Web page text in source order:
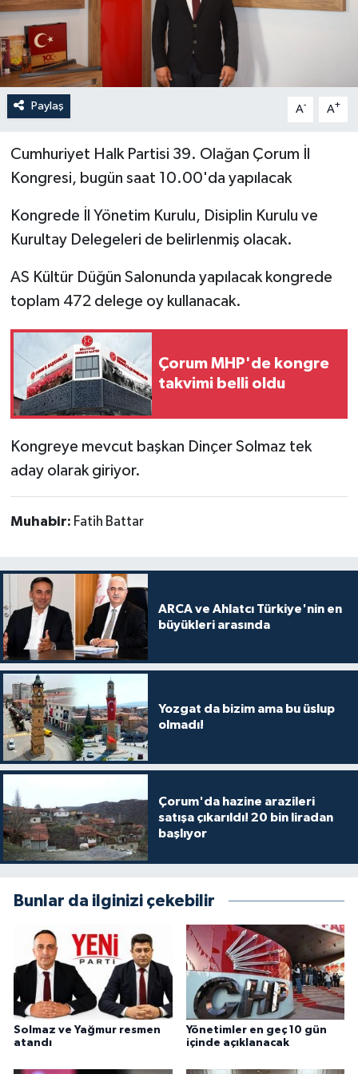
Paylaş A- A+
Cumhuriyet Halk Partisi 39. Olağan Çorum İl
Kongresi, bugün saat 10.00'da yapılacak
Kongrede İl Yönetim Kurulu, Disiplin Kurulu ve
Kurultay Delegeleri de belirlenmiş olacak.
AS Kültür Düğün Salonunda yapılacak kongrede
toplam 472 delege oy kullanacak.
Çorum MHP'de kongre
takvimi belli oldu
Kongreye mevcut başkan Dinçer Solmaz tek
aday olarak giriyor.
Muhabir: Fatih Battar
ARCA ve Ahlatcı Türkiye'nin en
büyükleri arasında
Yozgat da bizim ama bu üslup
olmadı!
Çorum'da hazine arazileri
satışa çıkarıldı! 20 bin liradan
başlıyor
Bunlar da ilginizi çekebilir
Solmaz ve Yağmur resmen
atandı
Yönetimler en geç 10 gün
içinde açıklanacak
İLÇELER
OTOPARK
TEKNOLOJİ